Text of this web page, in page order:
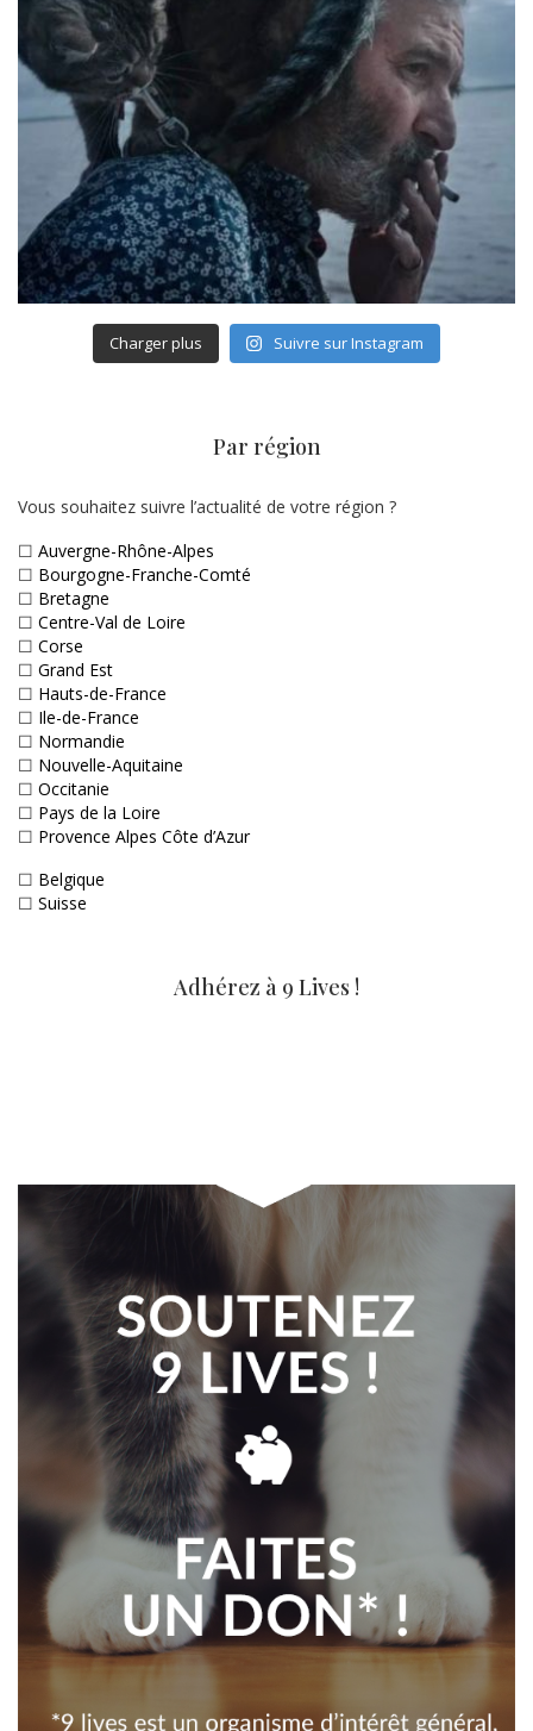
Charger plus Suivre sur Instagram
Par région
Vous souhaitez suivre l’actualité de votre région ?
☐ Auvergne-Rhône-Alpes
☐ Bourgogne-Franche-Comté
☐ Bretagne
☐ Centre-Val de Loire
☐ Corse
☐ Grand Est
☐ Hauts-de-France
☐ Ile-de-France
☐ Normandie
☐ Nouvelle-Aquitaine
☐ Occitanie
☐ Pays de la Loire
☐ Provence Alpes Côte d’Azur
☐ Belgique
☐ Suisse
Adhérez à 9 Lives !